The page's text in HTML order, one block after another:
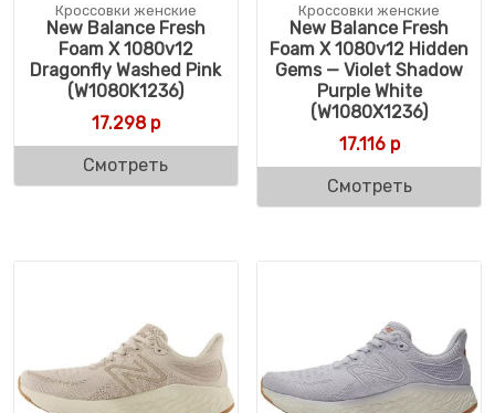
Кроссовки женские
New Balance Fresh
Foam X 1080v12
Dragonfly Washed Pink
(W1080K1236)
17.298р
Смотреть
Кроссовки женские
New Balance Fresh
Foam X 1080v12 Hidden
Gems — Violet Shadow
Purple White
(W1080X1236)
17.116р
Смотреть